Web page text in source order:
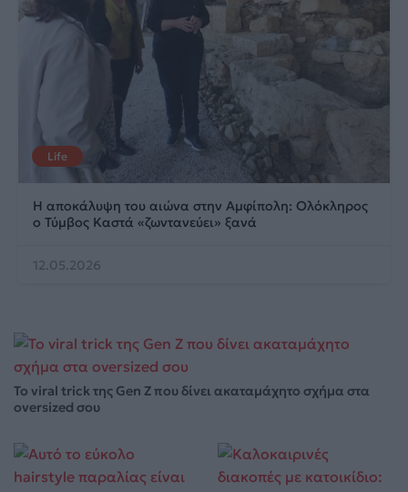
Life
Η αποκάλυψη του αιώνα στην Αμφίπολη: Ολόκληρος
ο Τύμβος Καστά «ζωντανεύει» ξανά
12.05.2026
Το viral trick της Gen Z που δίνει ακαταμάχητο σχήμα στα
oversized σου